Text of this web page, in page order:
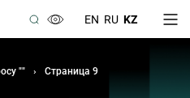
EN RU KZ
"" › Страница 9